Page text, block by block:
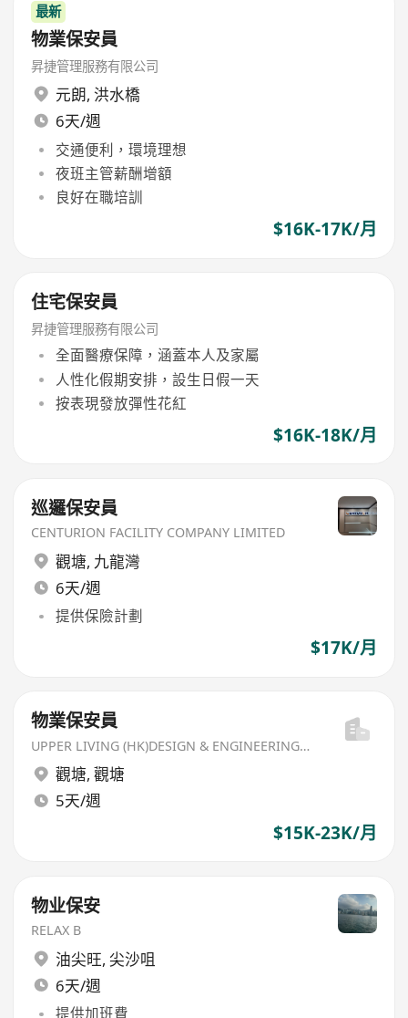
最新
物業保安員
昇捷管理服務有限公司
元朗, 洪水橋
6天/週
交通便利，環境理想
夜班主管薪酬增額
良好在職培訓
$16K-17K/月
住宅保安員
昇捷管理服務有限公司
全面醫療保障，涵蓋本人及家屬
人性化假期安排，設生日假一天
按表現發放彈性花紅
$16K-18K/月
巡邏保安員
CENTURION FACILITY COMPANY LIMITED
觀塘, 九龍灣
6天/週
提供保險計劃
$17K/月
物業保安員
UPPER LIVING (HK)DESIGN & ENGINEERING LIMITED
觀塘, 觀塘
5天/週
$15K-23K/月
物业保安
RELAX B
油尖旺, 尖沙咀
6天/週
提供加班費